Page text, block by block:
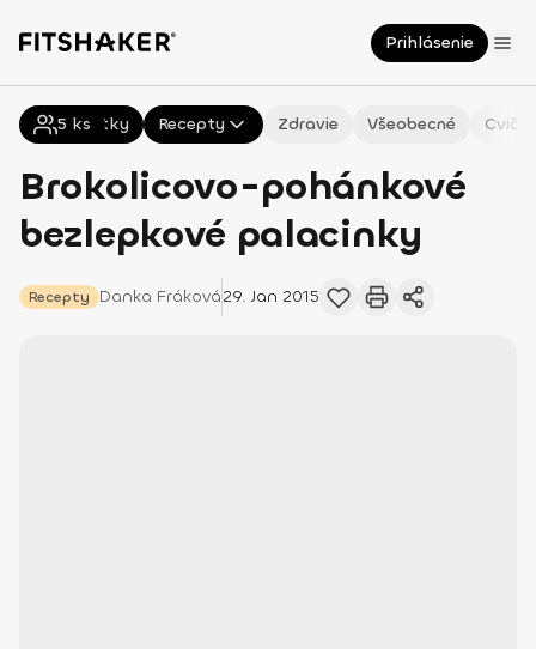
Prihlásenie
Všetky Recepty Zdravie Všeobecné
Brokolicovo-pohánkové
bezlepkové palacinky
Recepty Danka Fráková29. Jan 2015
5 ks